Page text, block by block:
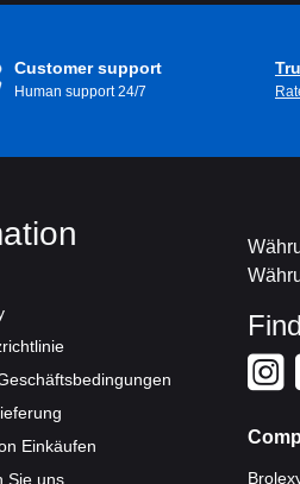
Customer support
Human support 24/7
Einkäufen
Sie uns